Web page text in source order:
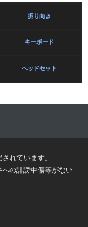
振り向き
キーボード
ヘッドセット
れています。
への誹謗中傷等がない